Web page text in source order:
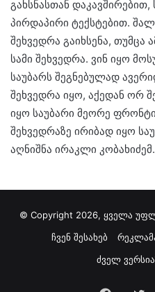
გახსნასთან
პირდაპირი ტექსტებით.
შეხვედრა გაიხსენა, თუმცა
სამი შეხვედრა. ვინ იყო
საუბარს შეგნებულად
შეხვედრა იყო, აქედან ორ
იყო საუბარი მეორე
შეხვედრაზე ირიბად იყო
აღნიშნა ირაკლი კობახიძემ.
© Copyright 2026, ყველა
ჩვენ შესახებ
ძველ